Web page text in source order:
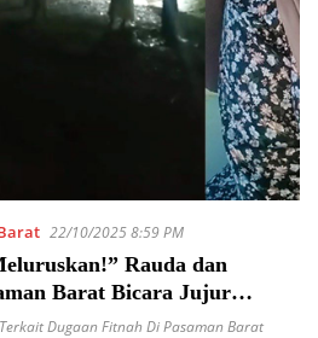
22/10/2025 8:59 PM
Rauda dan
Barat Bicara Jujur
Dugaan Fitnah Di Pasaman Barat